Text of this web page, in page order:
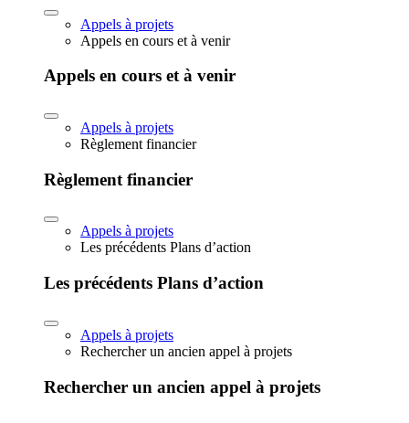
Appels à projets
Appels en cours et à venir
Appels en cours et à venir
Appels à projets
Règlement financier
Règlement financier
Appels à projets
Les précédents Plans d’action
Les précédents Plans d’action
Appels à projets
Rechercher un ancien appel à projets
Rechercher un ancien appel à projets